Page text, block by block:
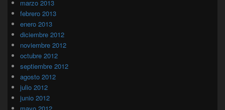
marzo 2013
febrero 2013
enero 2013
diciembre 2012
noviembre 2012
octubre 2012
septiembre 2012
agosto 2012
julio 2012
junio 2012